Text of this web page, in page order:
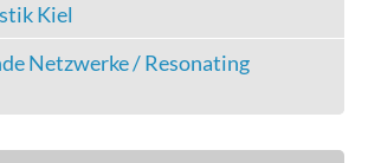
Kiel
Netzwerke / Resonating